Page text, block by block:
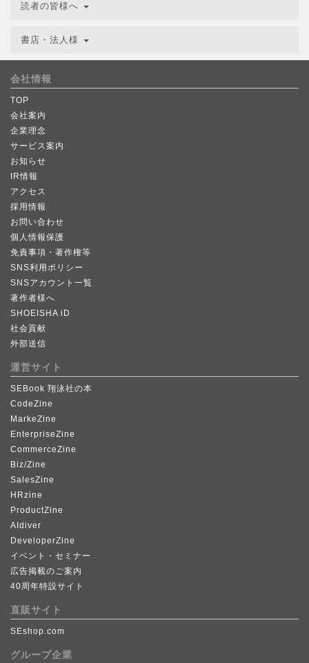
読者の皆様へ
書店・法人様
会社情報
TOP
会社案内
企業理念
サービス案内
お知らせ
IR情報
アクセス
採用情報
お問い合わせ
個人情報保護
免責事項・著作権等
SNS利用ポリシー
SNSアカウント一覧
著作者様へ
SHOEISHA iD
社会貢献
外部送信
運営サイト
SEBook 翔泳社の本
CodeZine
MarkeZine
EnterpriseZine
CommerceZine
Biz/Zine
SalesZine
HRzine
ProductZine
AIdiver
DeveloperZine
イベント・セミナー
広告掲載のご案内
40周年特設サイト
直販サイト
SEshop.com
グループ企業